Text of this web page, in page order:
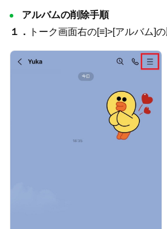
アルバムの削除手順
１．
トーク画面右の[≡]>[アルバム]の